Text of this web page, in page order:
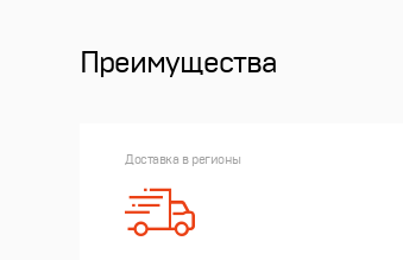
Преимущества
Доставка в регионы